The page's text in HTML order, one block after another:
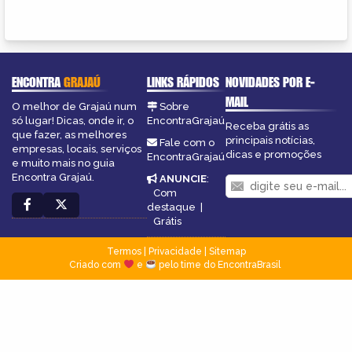
ENCONTRAGRAJAÚ
O melhor de Grajaú num
só lugar! Dicas, onde ir, o
que fazer, as melhores
empresas, locais, serviços
e muito mais no guia
Encontra Grajaú.
LINKS RÁPIDOS
Sobre
EncontraGrajaú
Fale com o
EncontraGrajaú
ANUNCIE:
Com
destaque |
Grátis
NOVIDADES POR E-
MAIL
Receba grátis as
principais notícias,
dicas e promoções
Termos| Privacidade
Sitemap
Criado com
e pelo time do EncontraBrasil